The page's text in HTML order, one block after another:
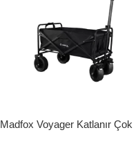
Madfox Voyager Katlanır Çok